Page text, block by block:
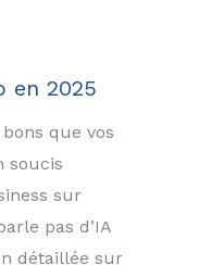
en 2025
que vos
soucis
sur
pas d’IA
détaillée sur